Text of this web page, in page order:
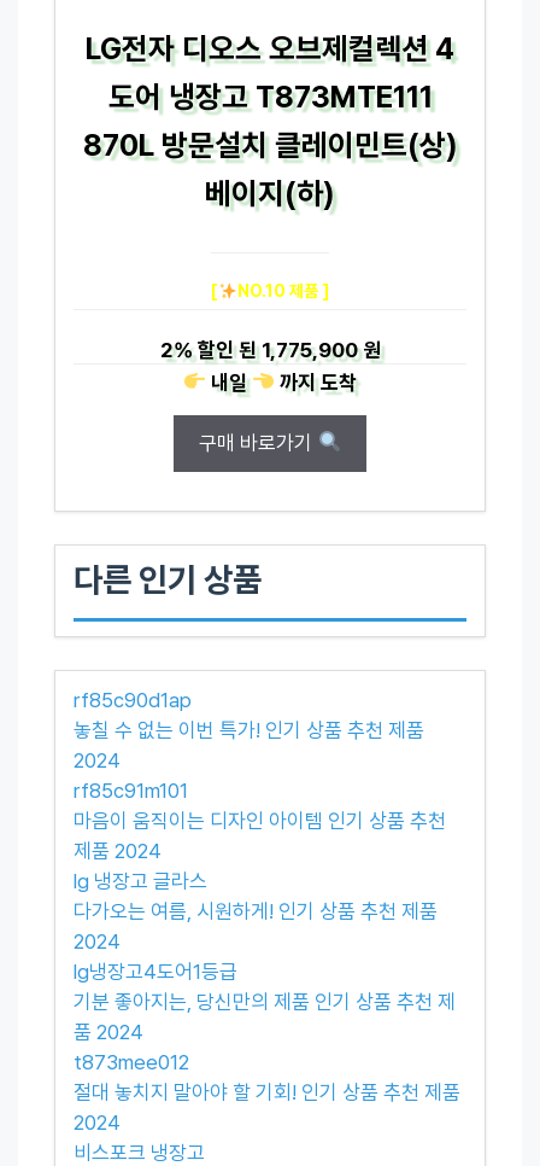
LG전자 디오스 오브제컬렉션 4
도어 냉장고 T873MTE111
870L 방문설치 클레이민트(상)
베이지(하)
[ NO.10 제품 ]
2%할인 된1,775,900 원
내일
까지도착
구매 바로가기
다른 인기 상품
rf85c90d1ap
놓칠 수 없는 이번 특가! 인기 상품 추천 제품
2024
rf85c91m101
마음이 움직이는 디자인 아이템 인기 상품 추천
제품 2024
lg 냉장고 글라스
다가오는 여름, 시원하게! 인기 상품 추천 제품
2024
lg냉장고4도어1등급
기분 좋아지는, 당신만의 제품 인기 상품 추천 제
품 2024
t873mee012
절대 놓치지 말아야 할 기회! 인기 상품 추천 제품
2024
비스포크 냉장고